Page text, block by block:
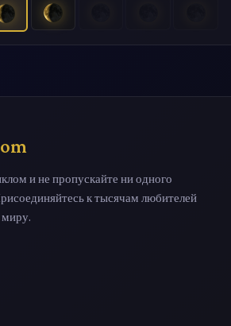
и не пропускайте ни одного
к тысячам любителей